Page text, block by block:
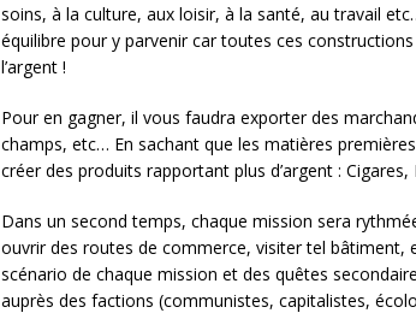
soins, à la culture, aux loisir, à la santé, au travail
équilibre pour y parvenir car toutes ces
l’argent !
Pour en gagner, il vous faudra exporter des
champs, etc… En sachant que les matières
créer des produits rapportant plus d’argent :
Dans un second temps, chaque mission sera
ouvrir des routes de commerce, visiter tel bâtiment,
scénario de chaque mission et des quêtes
auprès des factions (communistes, capitalistes,